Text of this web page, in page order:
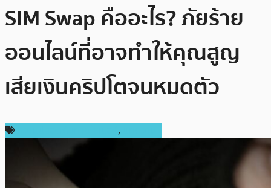
SIM Swap คืออะไร? ภัยร้าย
ออนไลน์ที่อาจทำให้คุณสูญ
เสียเงินคริปโตจนหมดตัว
,